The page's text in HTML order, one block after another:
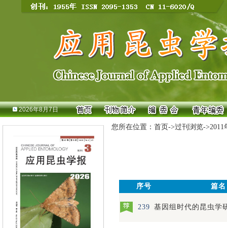
2026年8月7日
您所在位置： 首页->过刊浏览->2011
序号 篇名
239 基因组时代的昆虫学